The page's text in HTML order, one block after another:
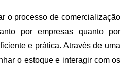
o processo de comercialização
por empresas quanto por
e prática. Através de uma
o estoque e interagir com os